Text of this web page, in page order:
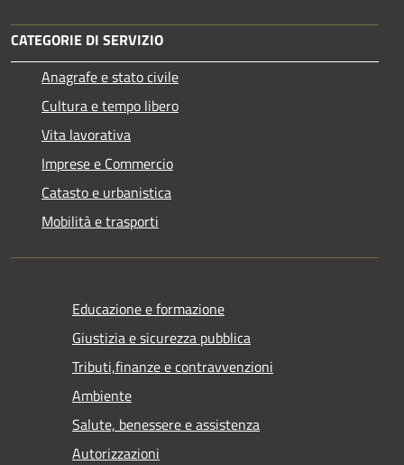
CATEGORIE DI SERVIZIO
Anagrafe e stato civile
Cultura e tempo libero
Vita lavorativa
Imprese e Commercio
Catasto e urbanistica
Mobilità e trasporti
Educazione e formazione
Giustizia e sicurezza pubblica
Tributi,finanze e contravvenzioni
Ambiente
Salute, benessere e assistenza
Autorizzazioni